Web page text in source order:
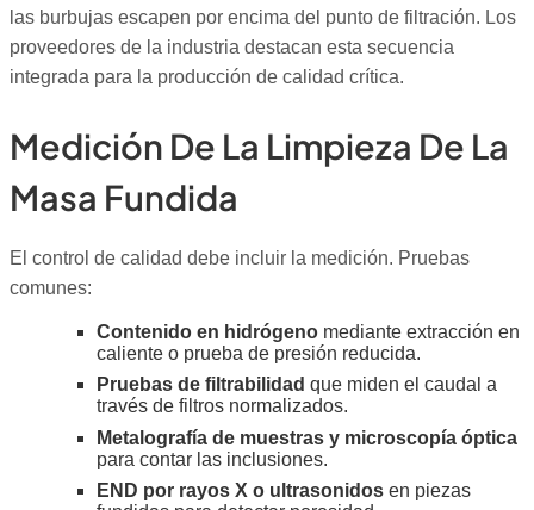
las burbujas escapen por encima del punto de filtración. Los
proveedores de la industria destacan esta secuencia
integrada para la producción de calidad crítica.
Medición De La Limpieza De La
Masa Fundida
El control de calidad debe incluir la medición. Pruebas
comunes:
Contenido en hidrógenomediante extracción en
caliente o prueba de presión reducida.
Pruebas de filtrabilidad que miden el caudal a
través de filtros normalizados.
Metalografía de muestras y microscopía óptica
para contar las inclusiones.
END por rayos X o ultrasonidosen piezas